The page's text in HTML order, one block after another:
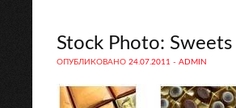
Stock Photo: Sweets
ОПУБЛИКОВАНО 24.07.2011 - ADMIN